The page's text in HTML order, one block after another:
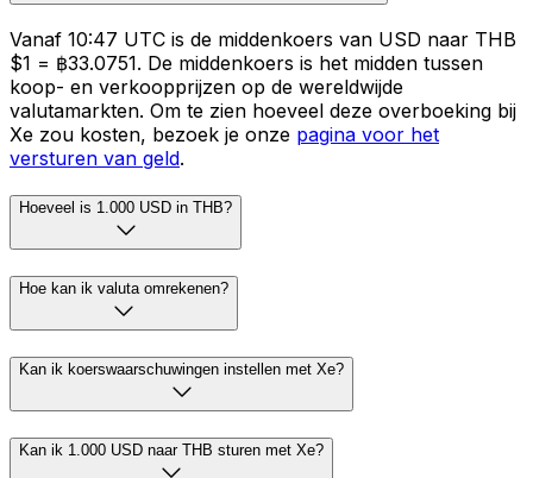
Vanaf 10:47 UTC is de middenkoers van USD naar THB
$1 = ฿33.0751. De middenkoers is het midden tussen
koop- en verkoopprijzen op de wereldwijde
valutamarkten. Om te zien hoeveel deze overboeking bij
Xe zou kosten, bezoek je onze pagina voor het
versturen van geld.
Hoeveel is 1.000 USD in THB?
Hoe kan ik valuta omrekenen?
Kan ik koerswaarschuwingen instellen met Xe?
Kan ik 1.000 USD naar THB sturen met Xe?